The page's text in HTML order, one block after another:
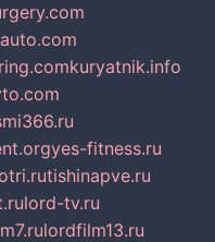
kuryatnik.info
yes-fitness.ru
tishinapve.ru
lord-tv.ru
lordfilm13.ru